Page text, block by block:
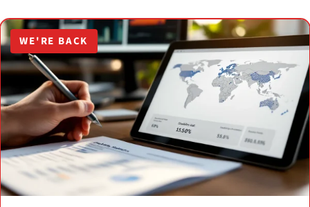
WE'RE BACK